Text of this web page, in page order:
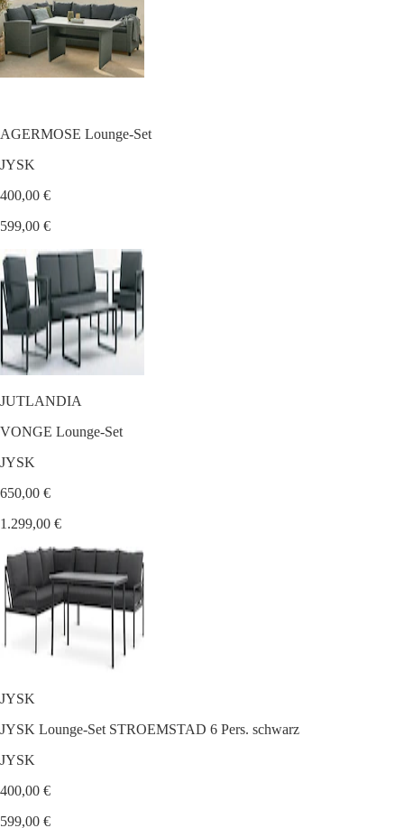
AGERMOSE Lounge-Set
JYSK
400,00 €
599,00 €
JUTLANDIA
VONGE Lounge-Set
JYSK
650,00 €
1.299,00 €
JYSK
JYSK Lounge-Set STROEMSTAD 6 Pers. schwarz
JYSK
400,00 €
599,00 €